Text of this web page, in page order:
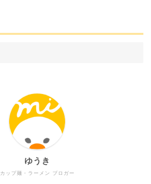
カップ麺・ラーメン ブロガー
ゆうき